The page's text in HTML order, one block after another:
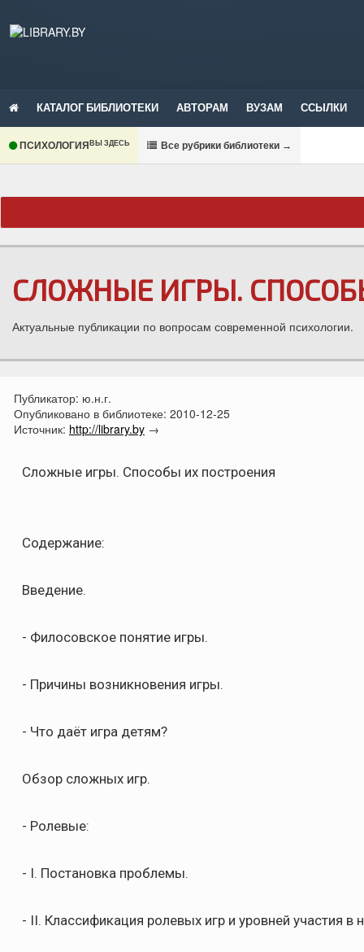
КАТАЛОГ БИБЛИОТЕКИ АВТОРАМ ВУЗАМ ССЫЛКИ
ПСИХОЛОГИЯВЫ ЗДЕСЬ Все рубрики библиотеки →
СЛОЖНЫЕ ИГРЫ.
Актуальные публикации по вопросам современной психологии.
Публикатор: ю.н.г.
Опубликовано в библиотеке: 2010-12-25
Источник: http://library.by →
Сложные игры. Способы их построения
Содержание:
Введение.
- Филосовское понятие игры.
- Причины возникновения игры.
- Что даёт игра детям?
Обзор сложных игр.
- Ролевые:
- I. Постановка проблемы.
- II. Классификация ролевых игр и уровней участия в